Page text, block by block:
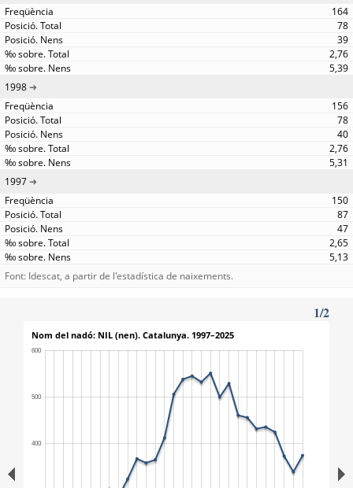
164
78
39
2,76
5,39
1998
156
78
40
2,76
5,31
1997
150
87
47
2,65
5,13
Font: Idescat, a partir de l'estadística de naixements.